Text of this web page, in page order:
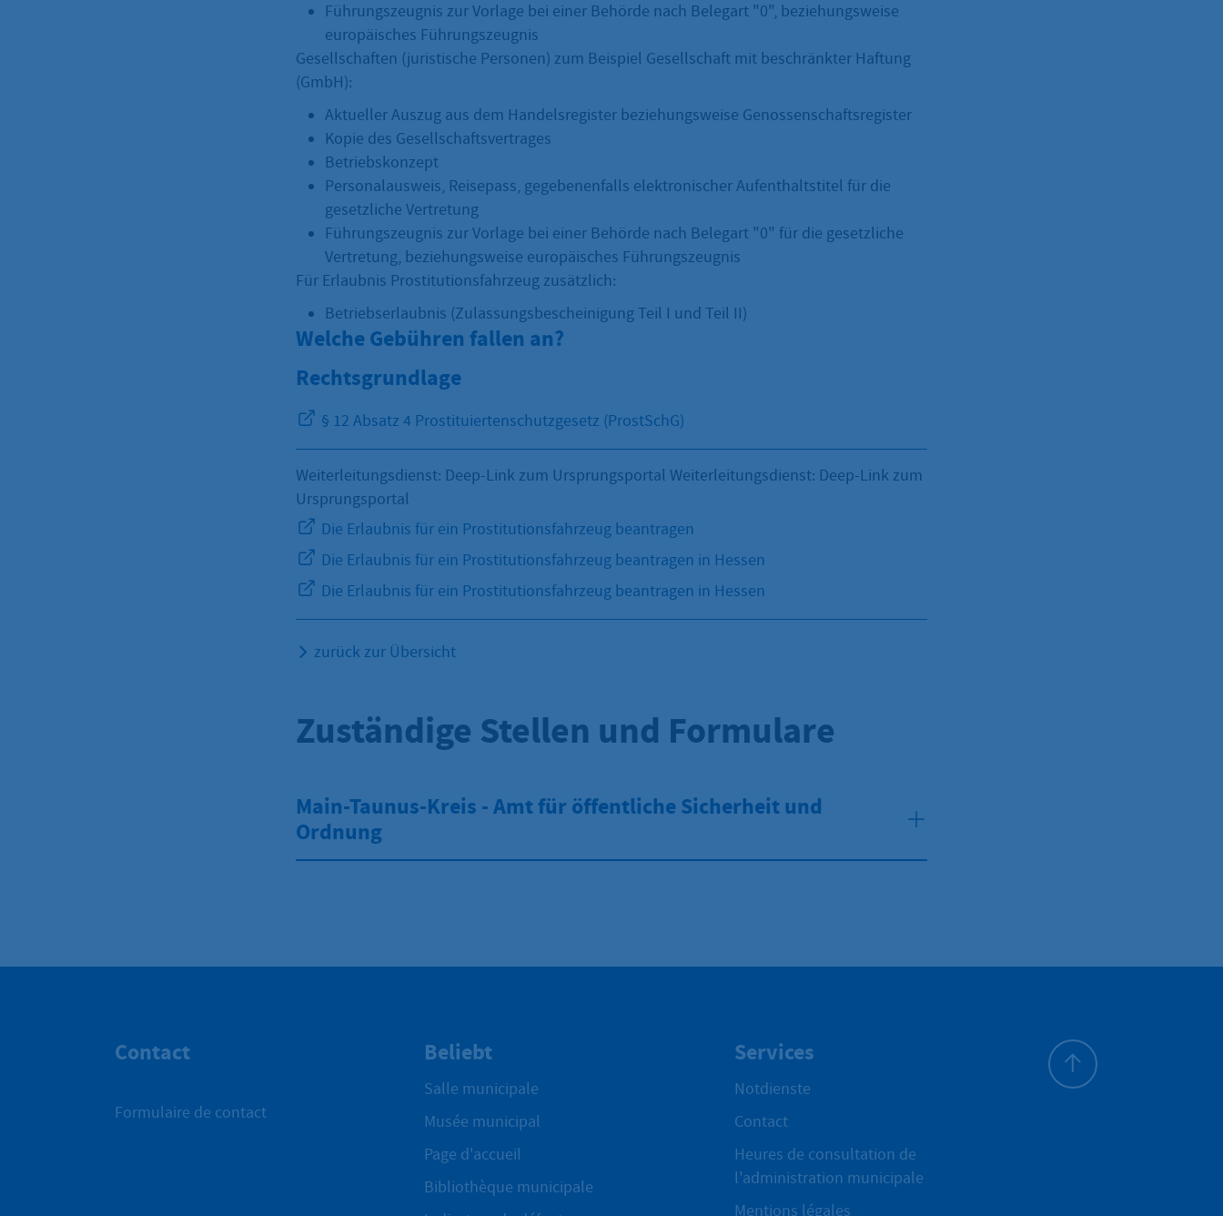
Führungszeugnis zur Vorlage bei einer Behörde nach Belegart "0", beziehungsweise
europäisches Führungszeugnis
Gesellschaften (juristische Personen) zum Beispiel Gesellschaft mit beschränkter Haftung
(GmbH):
Aktueller Auszug aus dem Handelsregister beziehungsweise Genossenschaftsregister
Kopie des Gesellschaftsvertrages
Betriebskonzept
Personalausweis, Reisepass, gegebenenfalls elektronischer Aufenthaltstitel für die
gesetzliche Vertretung
Führungszeugnis zur Vorlage bei einer Behörde nach Belegart "0" für die gesetzliche
Vertretung, beziehungsweise europäisches Führungszeugnis
Für Erlaubnis Prostitutionsfahrzeug zusätzlich:
Betriebserlaubnis (Zulassungsbescheinigung Teil I und Teil II)
Welche Gebühren fallen an?
Rechtsgrundlage
§ 12 Absatz 4 Prostituiertenschutzgesetz (ProstSchG)
Weiterleitungsdienst: Deep-Link zum Ursprungsportal Weiterleitungsdienst: Deep-Link zum
Ursprungsportal
Die Erlaubnis für ein Prostitutionsfahrzeug beantragen
Die Erlaubnis für ein Prostitutionsfahrzeug beantragen in Hessen
Die Erlaubnis für ein Prostitutionsfahrzeug beantragen in Hessen
zurück zur Übersicht
Zuständige Stellen und Formulare
Main-Taunus-Kreis - Amt für öffentliche Sicherheit und
Ordnung
Contact
Formulaire de contact
Beliebt
Salle municipale
Musée municipal
Page d'accueil
Bibliothèque municipale
Services
Notdienste
Contact
Heures de consultation de
l'administration municipale
Mentions légales